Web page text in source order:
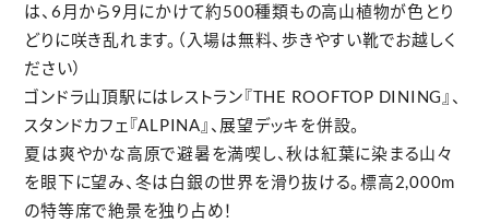
は、6月から9月にかけて約500種類もの高山植物が色とり
どりに咲き乱れます。（入場は無料、歩きやすい靴でお越しく
ださい）
ゴンドラ山頂駅にはレストラン『THE ROOFTOP DINING』、
スタンドカフェ『ALPINA』、展望デッキを併設。
夏は爽やかな高原で避暑を満喫し、秋は紅葉に染まる山々
を眼下に望み、冬は白銀の世界を滑り抜ける。標高2,000m
の特等席で絶景を独り占め！